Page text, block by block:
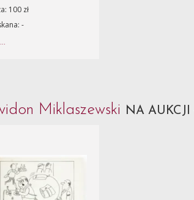
100 zł
-
Miklaszewski NA AUKCJI